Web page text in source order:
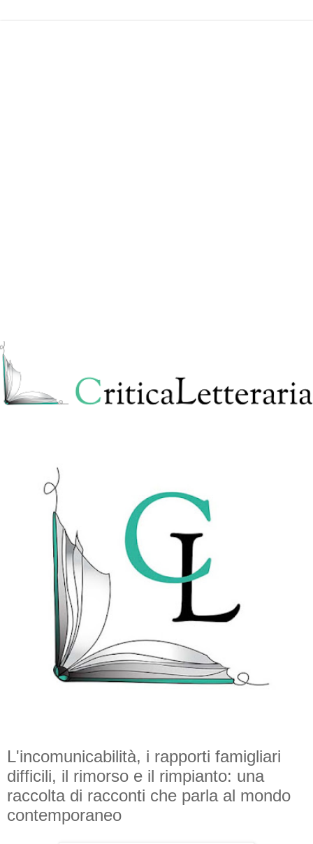
L'incomunicabilità, i rapporti famigliari
difficili, il rimorso e il rimpianto: una
raccolta di racconti che parla al mondo
contemporaneo